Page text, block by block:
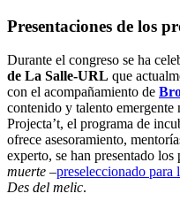
Presentaciones de los
Durante el congreso se ha
de La Salle-URL que
con el acompañamiento de
contenido y talento emergente
Projecta’t, el programa de
ofrece asesoramiento,
experto, se han presentado los
muerte –preseleccionado para
Des del melic.